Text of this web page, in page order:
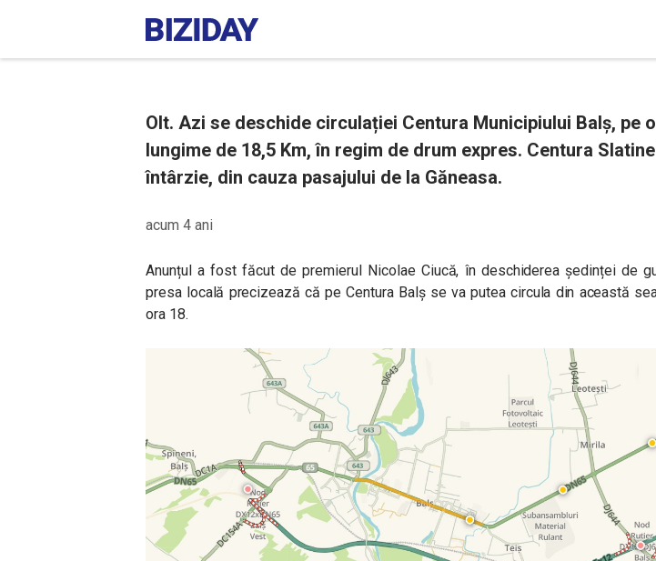
Olt. Azi se deschide circulației Centura Municipiului Balș, pe o
lungime de 18,5 Km, în regim de drum expres. Centura
întârzie, din cauza pasajului de la Găneasa.
acum 4 ani
Anunțul a fost făcut de premierul Nicolae Ciucă, în deschiderea ședinței de
presa locală precizează că pe Centura Balș se va putea circula din această
ora 18.